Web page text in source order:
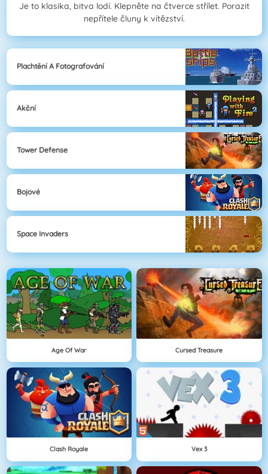
Je to klasika, bitva lodí. Klepněte na čtverce střílet. Porazit
nepřítele čluny k vítězství.
Plachtění A Fotografování
Akční
Tower Defense
Bojové
Space Invaders
Age Of War Cursed Treasure
Clash Royale Vex 3